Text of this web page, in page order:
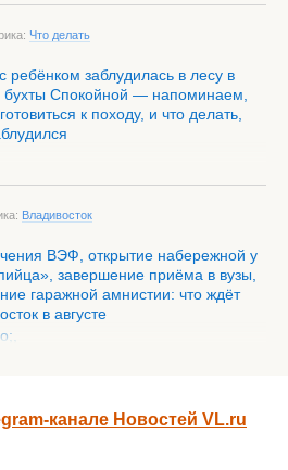
Что делать
ребёнком заблудилась в лесу в
бухты Спокойной — напоминаем,
к походу, и что делать,
Владивосток
ВЭФ, открытие набережной у
завершение приёма в вузы,
гаражной амнистии: что ждёт
в августе
канале Новостей VL.ru